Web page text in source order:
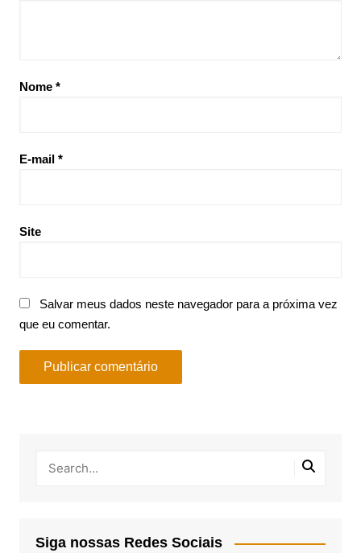
Nome *
E-mail *
Site
Salvar meus dados neste navegador para a próxima vez
que eu comentar.
Siga nossas Redes Sociais